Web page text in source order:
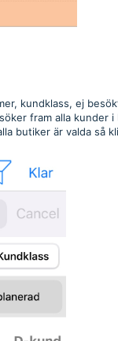
kundklass, ej
fram alla
butiker är valda så